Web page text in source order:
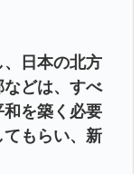
、日本の北方
どは、すべ
を築く必要
もらい、新